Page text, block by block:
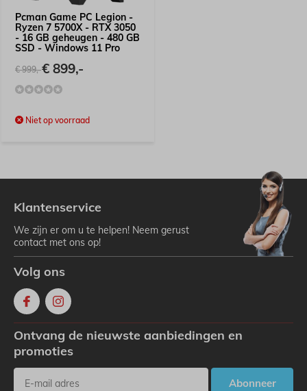
Pcman Game PC Legion -
Ryzen 7 5700X - RTX 3050
- 16 GB geheugen - 480 GB
SSD - Windows 11 Pro
€ 999,-€ 899,-
Niet op voorraad
Klantenservice
We zijn er om u te helpen! Neem gerust
contact met ons op!
Volg ons
Ontvang de nieuwste aanbiedingen en
promoties
Abonneer